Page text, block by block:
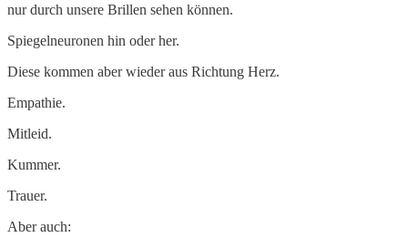
nur durch unsere Brillen sehen können.
Spiegelneuronen hin oder her.
Diese kommen aber wieder aus Richtung Herz.
Empathie.
Mitleid.
Kummer.
Trauer.
Aber auch: